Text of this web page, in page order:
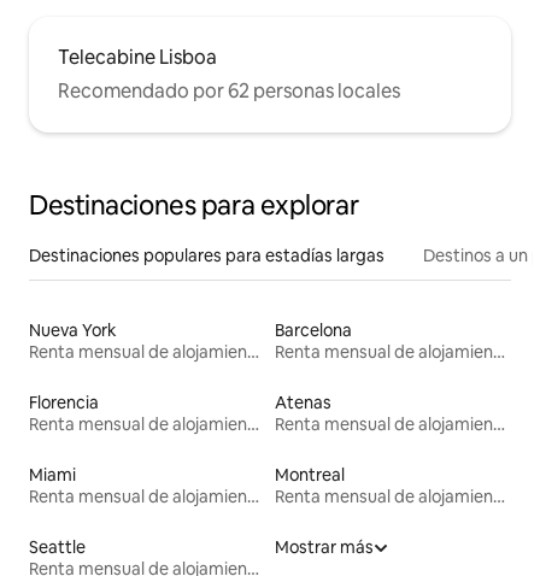
Telecabine Lisboa
Recomendado por 62 personas locales
Destinaciones para explorar
Destinaciones populares para estadías largas Destinos a un
Nueva York
Renta mensual de alojamientos
Barcelona
Renta mensual de alojamientos
Florencia
Renta mensual de alojamientos
Atenas
Renta mensual de alojamientos
Miami
Renta mensual de alojamientos
Montreal
Renta mensual de alojamientos
Seattle
Renta mensual de alojamientos
Mostrar más